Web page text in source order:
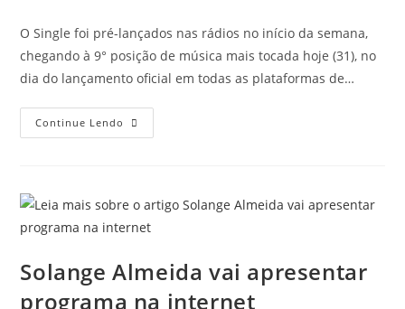
O Single foi pré-lançados nas rádios no início da semana,
chegando à 9° posição de música mais tocada hoje (31), no
dia do lançamento oficial em todas as plataformas de…
Continue Lendo
Solange Almeida vai apresentar
programa na internet